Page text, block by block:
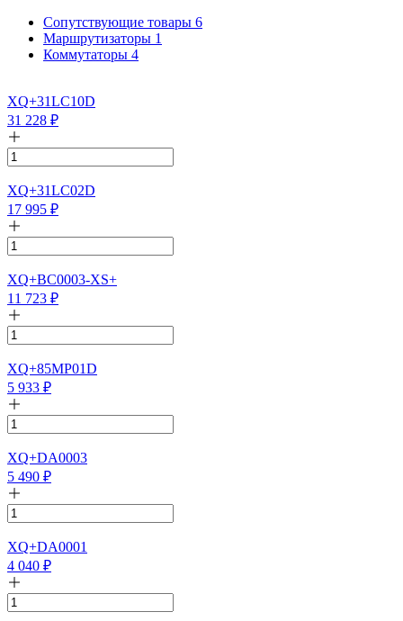
Сопутствующие товары 6
Маршрутизаторы 1
Коммутаторы 4
XQ+31LC10D
31 228 ₽
XQ+31LC02D
17 995 ₽
XQ+BC0003-XS+
11 723 ₽
XQ+85MP01D
5 933 ₽
XQ+DA0003
5 490 ₽
XQ+DA0001
4 040 ₽